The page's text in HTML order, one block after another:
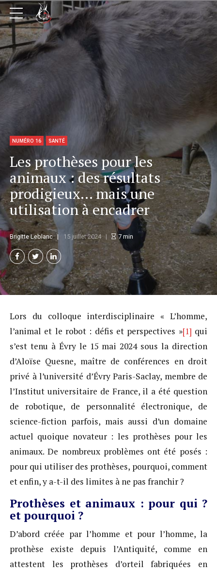
NUMÉRO 16 SANTÉ
Les prothèses pour les
animaux : des résultats
prodigieux… mais une
utilisation à encadrer
Brigitte Leblanc 15 juillet 2024 7 min
Lors du colloque interdisciplinaire « L’homme,
l’animal et le robot : défis et perspectives »[1] qui
s’est tenu à Évry le 15 mai 2024 sous la direction
d’Aloïse Quesne, maître de conférences en droit
privé à l’université d’Évry Paris-Saclay, membre de
l’Institut universitaire de France, il a été question
de robotique, de personnalité électronique, de
science-fiction parfois, mais aussi d’un domaine
actuel quoique novateur : les prothèses pour les
animaux. De nombreux problèmes ont été posés :
pour qui utiliser des prothèses, pourquoi, comment
et enfin, y a-t-il des limites à ne pas franchir ?
Prothèses et animaux : pour qui ?
et pourquoi ?
D’abord créée par l’homme et pour l’homme, la
prothèse existe depuis l’Antiquité, comme en
attestent les prothèses d’orteil fabriquées en